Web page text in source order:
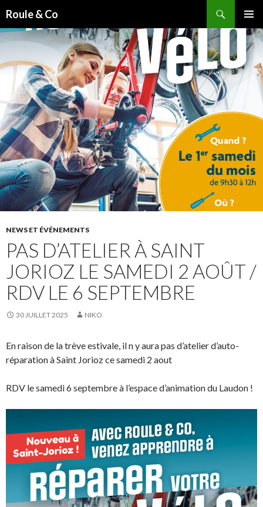
Roule & Co
MENU
CONTENU
PRINCIPAL
NEWS ET ÉVÉNEMENTS
PAS D’ATELIER À SAINT
JORIOZ LE SAMEDI 2 AOÛT /
RDV LE 6 SEPTEMBRE
30 JUILLET 2025 NIKO
En raison de la trève estivale, il n y aura pas d’atelier d’auto-
réparation à Saint Jorioz ce samedi 2 aout
RDV le samedi 6 septembre à l’espace d’animation du Laudon !